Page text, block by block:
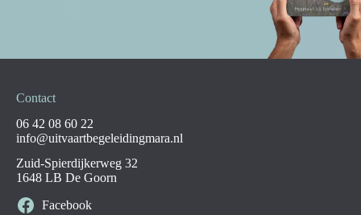
Contact
06 42 08 60 22
info@uitvaartbegeleidingmara.nl
Zuid-Spierdijkerweg 32
1648 LB De Goorn
Facebook